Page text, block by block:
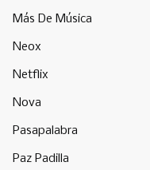
Más De Música
Neox
Netflix
Nova
Pasapalabra
Paz Padilla